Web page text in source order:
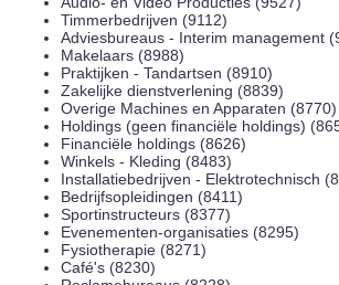
Timmerbedrijven (9112)
Adviesbureaus - Interim management
Makelaars (8988)
Praktijken - Tandartsen (8910)
Zakelijke dienstverlening (8839)
Overige Machines en Apparaten (8770)
Holdings (geen financiële holdings)
Financiële holdings (8626)
Winkels - Kleding (8483)
Installatiebedrijven - Elektrotechnisch
Bedrijfsopleidingen (8411)
Sportinstructeurs (8377)
Evenementen-organisaties (8295)
Fysiotherapie (8271)
Café's (8230)